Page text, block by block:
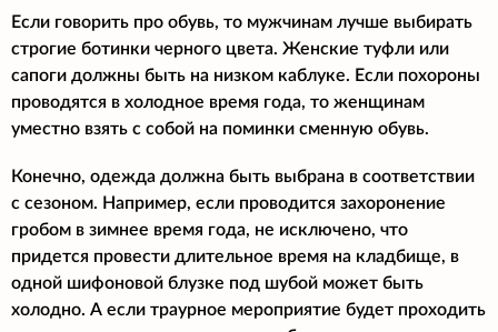
Если говорить про обувь, то мужчинам лучше выбирать
строгие ботинки черного цвета. Женские туфли или
сапоги должны быть на низком каблуке. Если похороны
проводятся в холодное время года, то женщинам
уместно взять с собой на поминки сменную обувь.
Конечно, одежда должна быть выбрана в соответствии
с сезоном. Например, если проводится захоронение
гробом в зимнее время года, не исключено, что
придется провести длительное время на кладбище, в
одной шифоновой блузке под шубой может быть
холодно. А если траурное мероприятие будет проходить